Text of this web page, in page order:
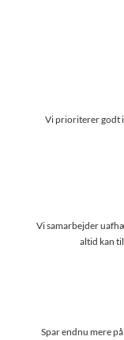
Vi prioriterer godt
Vi samarbejder
altid kan
Spar endnu mere